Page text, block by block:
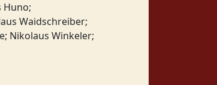
Huno;
Waidschreiber;
; Nikolaus Winkeler;